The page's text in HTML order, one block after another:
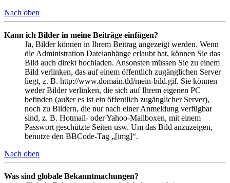
Nach oben
Kann ich Bilder in meine Beiträge einfügen?
Ja, Bilder können in Ihrem Beitrag angezeigt werden. Wenn
die Administration Dateianhänge erlaubt hat, können Sie das
Bild auch direkt hochladen. Ansonsten müssen Sie zu einem
Bild verlinken, das auf einem öffentlich zugänglichen Server
liegt, z. B. http://www.domain.tld/mein-bild.gif. Sie können
weder Bilder verlinken, die sich auf Ihrem eigenen PC
befinden (außer es ist ein öffentlich zugänglicher Server),
noch zu Bildern, die nur nach einer Anmeldung verfügbar
sind, z. B. Hotmail- oder Yahoo-Mailboxen, mit einem
Passwort geschützte Seiten usw. Um das Bild anzuzeigen,
benutze den BBCode-Tag „[img]“.
Nach oben
Was sind globale Bekanntmachungen?